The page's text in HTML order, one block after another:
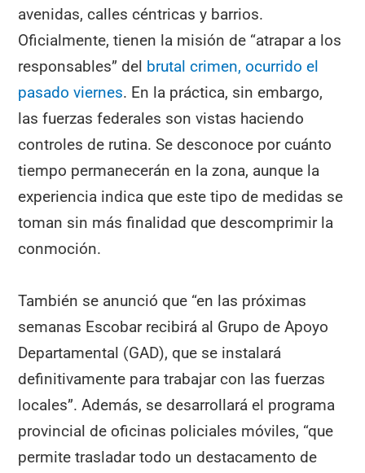
avenidas, calles céntricas y barrios.
Oficialmente, tienen la misión de “atrapar a los
responsables” del brutal crimen, ocurrido el
pasado viernes. En la práctica, sin embargo,
las fuerzas federales son vistas haciendo
controles de rutina. Se desconoce por cuánto
tiempo permanecerán en la zona, aunque la
experiencia indica que este tipo de medidas se
toman sin más finalidad que descomprimir la
conmoción.
También se anunció que “en las próximas
semanas Escobar recibirá al Grupo de Apoyo
Departamental (GAD), que se instalará
definitivamente para trabajar con las fuerzas
locales”. Además, se desarrollará el programa
provincial de oficinas policiales móviles, “que
permite trasladar todo un destacamento de